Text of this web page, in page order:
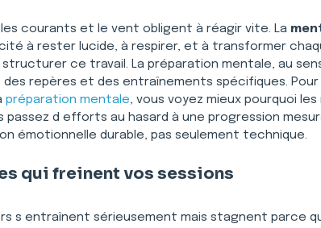
les courants et le vent obligent à réagir vite. La
à rester lucide, à respirer, et à transformer
ce travail. La préparation mentale, au
repères et des entraînements spécifiques.
préparation mentale, vous voyez mieux pourquoi
passez d efforts au hasard à une progression
émotionnelle durable, pas seulement technique.
qui freinent vos sessions
s entraînent sérieusement mais stagnent parce